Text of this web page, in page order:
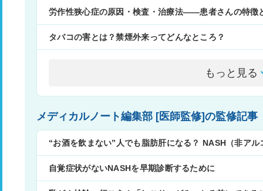
労作性狭心症の原因・検査・治療法――患者さんの特徴
タバコの害とは？禁煙外来ってどんなところ？
もっと見る
メディカルノート編集部 [医師監修]の監修記事
“お酒を飲まない”人でも脂肪肝になる？ NASH（非ア
自覚症状がないNASHを早期診断するために